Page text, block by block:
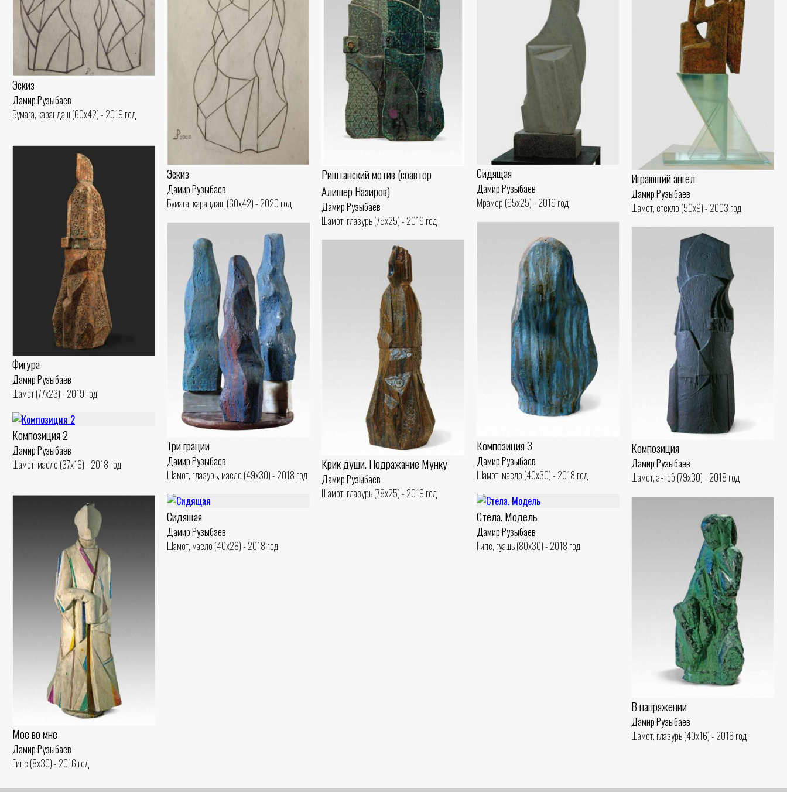
Эскиз
Дамир Рузыбаев
Бумага, карандаш (60x42) - 2019 год
Эскиз
Дамир Рузыбаев
Бумага, карандаш (60x42) - 2020 год
Сидящая
Дамир Рузыбаев
Мрамор (95x25) - 2019 год
Риштанский мотив (соавтор
Алишер Назиров)
Дамир Рузыбаев
Шамот, глазурь (75x25) - 2019 год
Играющий ангел
Дамир Рузыбаев
Шамот, стекло (50x9) - 2003 год
Фигура
Дамир Рузыбаев
Шамот (77x23) - 2019 год
Композиция 3
Дамир Рузыбаев
Шамот, масло (40x30) - 2018 год
Три грации
Дамир Рузыбаев
Шамот, глазурь, масло (49x30) - 2018 год
Композиция
Дамир Рузыбаев
Шамот, ангоб (79x30) - 2018 год
Крик души. Подражание Мунку
Дамир Рузыбаев
Шамот, глазурь (78x25) - 2019 год
Композиция 2
Дамир Рузыбаев
Шамот, масло (37x16) - 2018 год
Сидящая
Дамир Рузыбаев
Шамот, масло (40x28) - 2018 год
Стела. Модель
Дамир Рузыбаев
Гипс, гуашь (80x30) - 2018 год
Мое во мне
Дамир Рузыбаев
Гипс (8x30) - 2016 год
В напряжении
Дамир Рузыбаев
Шамот, глазурь (40x16) - 2018 год